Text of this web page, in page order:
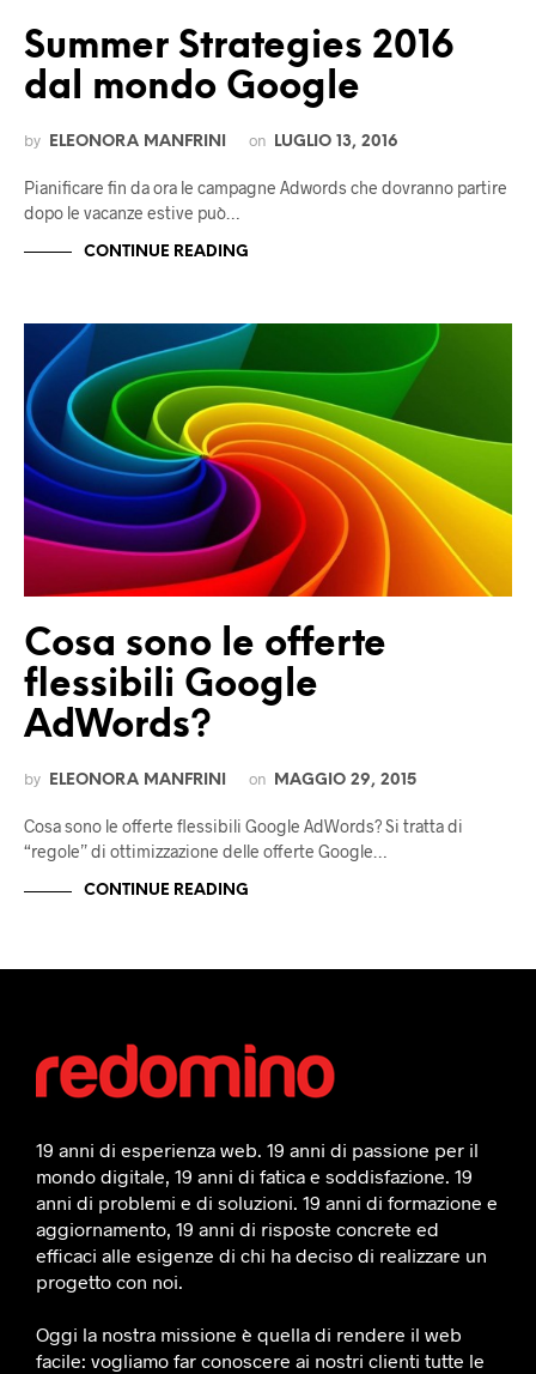
Summer Strategies 2016
dal mondo Google
by ELEONORA MANFRINI on LUGLIO 13, 2016
Pianificare fin da ora le campagne Adwords che dovranno partire
dopo le vacanze estive può…
CONTINUE READING
Cosa sono le offerte
flessibili Google
AdWords?
by ELEONORA MANFRINI on MAGGIO 29, 2015
Cosa sono le offerte flessibili Google AdWords? Si tratta di
“regole” di ottimizzazione delle offerte Google…
CONTINUE READING
19 anni di esperienza web. 19 anni di passione per il
mondo digitale, 19 anni di fatica e soddisfazione. 19
anni di problemi e di soluzioni. 19 anni di formazione e
aggiornamento, 19 anni di risposte concrete ed
efficaci alle esigenze di chi ha deciso di realizzare un
progetto con noi.
Oggi la nostra missione è quella di rendere il web
facile: vogliamo far conoscere ai nostri clienti tutte le